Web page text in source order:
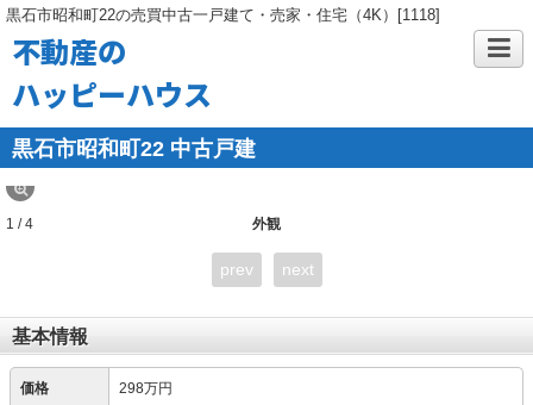
黒石市昭和町22の売買中古一戸建て・売家・住宅（4K）[1118]
不動産の
ハッピーハウス
黒石市昭和町22 中古戸建
外観
1 / 4
prev next
基本情報
価格 298万円